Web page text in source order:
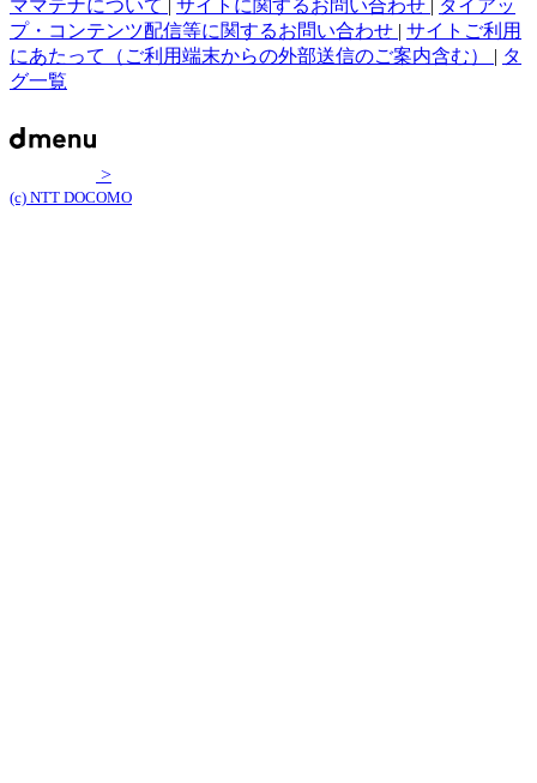
ママテナについて | サイトに関するお問い合わせ | タイアッ
プ・コンテンツ配信等に関するお問い合わせ | サイトご利用
にあたって（ご利用端末からの外部送信のご案内含む） | タ
グ一覧
>
(c) NTT DOCOMO